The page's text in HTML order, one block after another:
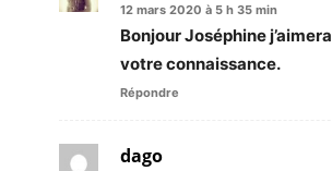
12 mars 2020 à 5 h 35 min
Bonjour Joséphine
votre connaissance.
Répondre
dago